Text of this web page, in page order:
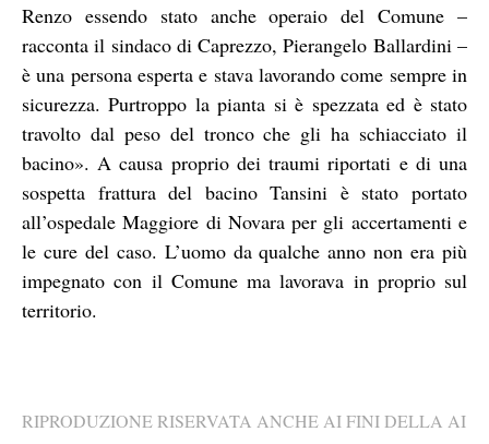
Renzo essendo stato anche operaio del Comune –
racconta il sindaco di Caprezzo, Pierangelo Ballardini –
è una persona esperta e stava lavorando come sempre in
sicurezza. Purtroppo la pianta si è spezzata ed è stato
travolto dal peso del tronco che gli ha schiacciato il
bacino». A causa proprio dei traumi riportati e di una
sospetta frattura del bacino Tansini è stato portato
all’ospedale Maggiore di Novara per gli accertamenti e
le cure del caso. L’uomo da qualche anno non era più
impegnato con il Comune ma lavorava in proprio sul
territorio.
RIPRODUZIONE RISERVATA ANCHE AI FINI DELLA AI